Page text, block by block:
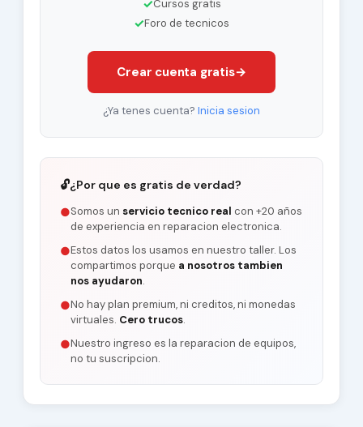
✓Cursos gratis
✓Foro de tecnicos
Crear cuenta gratis→
¿Ya tenes cuenta? Inicia sesion
🔓¿Por que es gratis de verdad?
●Somos un servicio tecnico real con +20 años
de experiencia en reparacion electronica.
●Estos datos los usamos en nuestro taller. Los
compartimos porque a nosotros tambien
nos ayudaron.
●No hay plan premium, ni creditos, ni monedas
virtuales. Cero trucos.
●Nuestro ingreso es la reparacion de equipos,
no tu suscripcion.